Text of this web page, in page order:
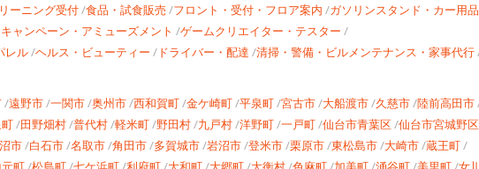
ーニング受付 食品・試食販売 フロント・受付・フロア案内 ガソリンスタンド・カー用品
ャンペーン・アミューズメント
ゲームクリエイター・テスター
レル ヘルス・ビューティー ドライバー・配達 清掃・警備・ビルメンテナンス・家事代行
遠野市 一関市 奥州市 西和賀町 金ケ崎町 平泉町 宮古市 大船渡市 久慈市 陸前高田市
田野畑村 普代村 軽米町 野田村 九戸村 洋野町 一戸町 仙台市青葉区 仙台市宮城野区
市 白石市 名取市 角田市 多賀城市 岩沼市 登米市 栗原市 東松島市 大崎市 蔵王町